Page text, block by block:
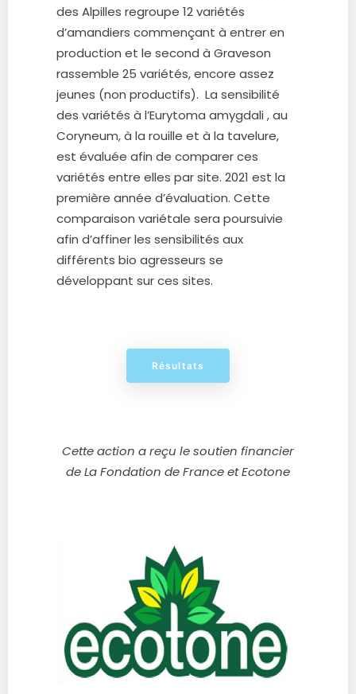
des Alpilles regroupe 12 variétés
d’amandiers commençant à entrer en
production et le second à Graveson
rassemble 25 variétés, encore assez
jeunes (non productifs). La sensibilité
des variétés à l’Eurytoma amygdali , au
Coryneum, à la rouille et à la tavelure,
est évaluée afin de comparer ces
variétés entre elles par site. 2021 est la
première année d’évaluation. Cette
comparaison variétale sera poursuivie
afin d’affiner les sensibilités aux
différents bio agresseurs se
développant sur ces sites.
Résultats
Cette action a reçu le soutien financier
de La Fondation de France et Ecotone